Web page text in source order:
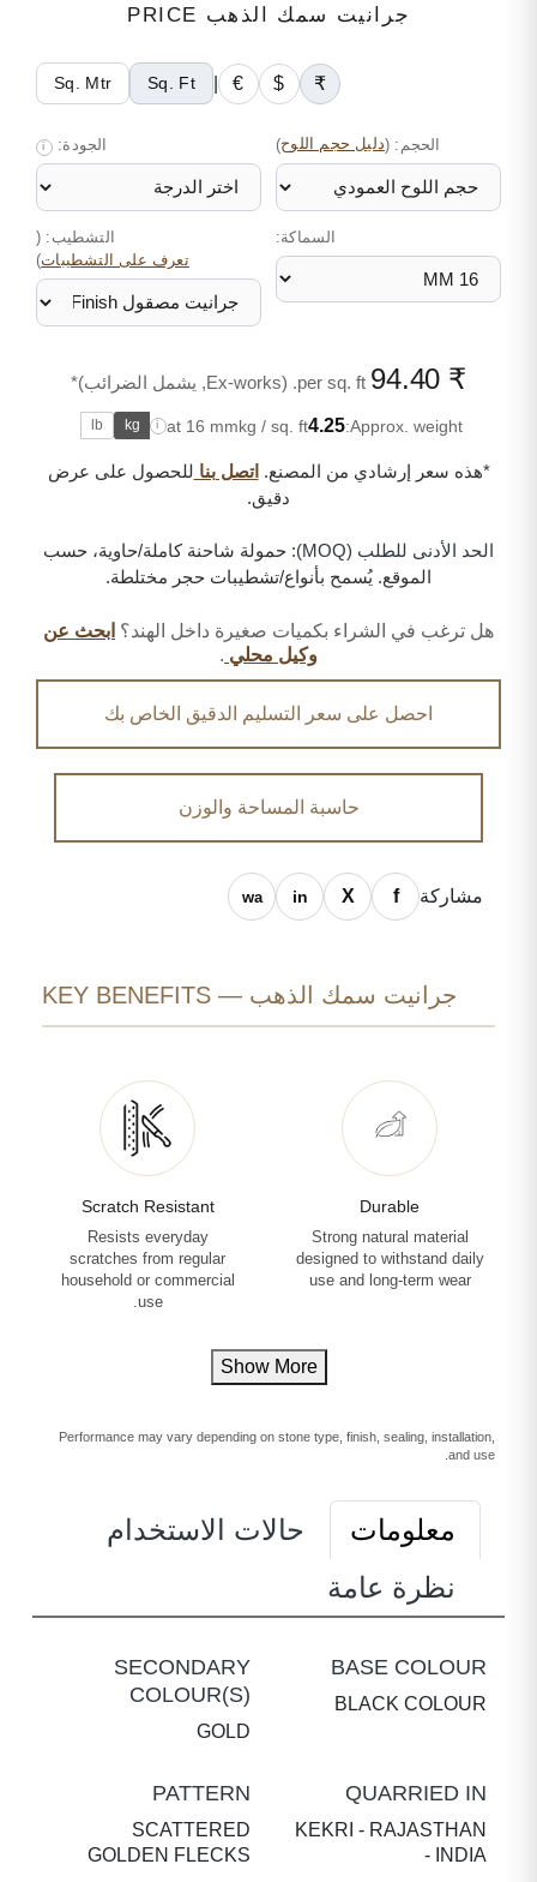
جرانيت سمك الذهب PRICE
₹
$
€
Sq. Ft
Sq. Mtr
الحجم: (دليل حجم اللوح) الجودة: i
السماكة: التشطيب: (
تعرف على التشطيبات)
₹ 94.40 per sq. ft. (Ex-works, يشمل الضرائب)*
Approx. weight:
4.25
kg / sq. ft
at 16 mm
i
kg
lb
*هذه سعر إرشادي من المصنع. اتصل بنا للحصول على عرض
دقيق.
الحد الأدنى للطلب (MOQ):
حمولة شاحنة كاملة/حاوية، حسب
الموقع. يُسمح بأنواع/تشطيبات حجر مختلطة.
هل ترغب في الشراء بكميات صغيرة داخل الهند؟ ابحث عن
وكيل محلي .
احصل على سعر التسليم الدقيق الخاص بك
حاسبة المساحة والوزن
مشاركة
جرانيت سمك الذهب — KEY BENEFITS
Durable
Strong natural material
designed to withstand daily
use and long-term wear
Scratch Resistant
Resists everyday
scratches from regular
household or commercial
use.
Show More
Performance may vary depending on stone type, finish, sealing, installation,
and use.
معلومات
حالات الاستخدام
نظرة عامة
BASE COLOUR
BLACK COLOUR
SECONDARY
COLOUR(S)
GOLD
QUARRIED IN
KEKRI - RAJASTHAN
- INDIA
PATTERN
SCATTERED
GOLDEN FLECKS